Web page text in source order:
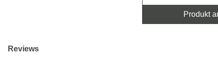
Produkt
Reviews